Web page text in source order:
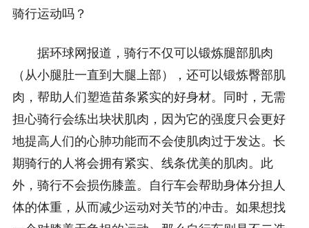
骑行运动吗？
据环球网报道，骑行不仅可以锻炼腿部肌肉
（从小腿肚一直到大腿上部），还可以锻炼臀部肌
肉，帮助人们塑造苗条紧实的好身材。同时，无需
担心骑行会练出块状肌肉，因为它的强度只会更好
地提高人们的心肺功能而不会使肌肉过于发达。长
期骑行的人将会拥有紧实、线条优美的肌肉。此
外，骑行不会损伤膝盖。自行车会帮助身体分担人
体的体重，从而减少运动对关节的冲击。如果想找